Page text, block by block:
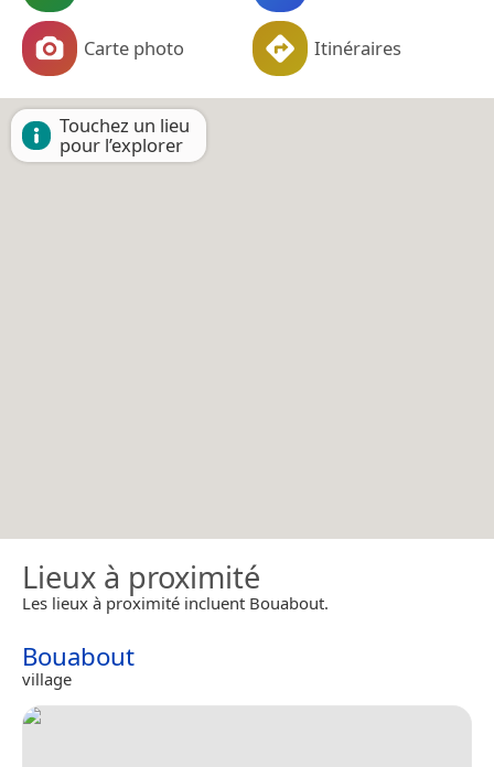
Carte photo Itinéraires
Touchez un lieu
pour l’explorer
Lieux à proximité
Les lieux à proximité incluent Bouabout.
Bouabout
village